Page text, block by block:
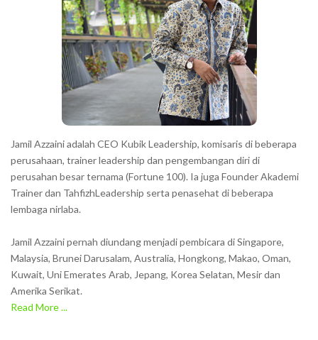
Jamil Azzaini adalah CEO Kubik Leadership, komisaris di beberapa
perusahaan, trainer leadership dan pengembangan diri di
perusahan besar ternama (Fortune 100). Ia juga Founder Akademi
Trainer dan TahfizhLeadership serta penasehat di beberapa
lembaga nirlaba.
Jamil Azzaini pernah diundang menjadi pembicara di Singapore,
Malaysia, Brunei Darusalam, Australia, Hongkong, Makao, Oman,
Kuwait, Uni Emerates Arab, Jepang, Korea Selatan, Mesir dan
Amerika Serikat.
Read More ...